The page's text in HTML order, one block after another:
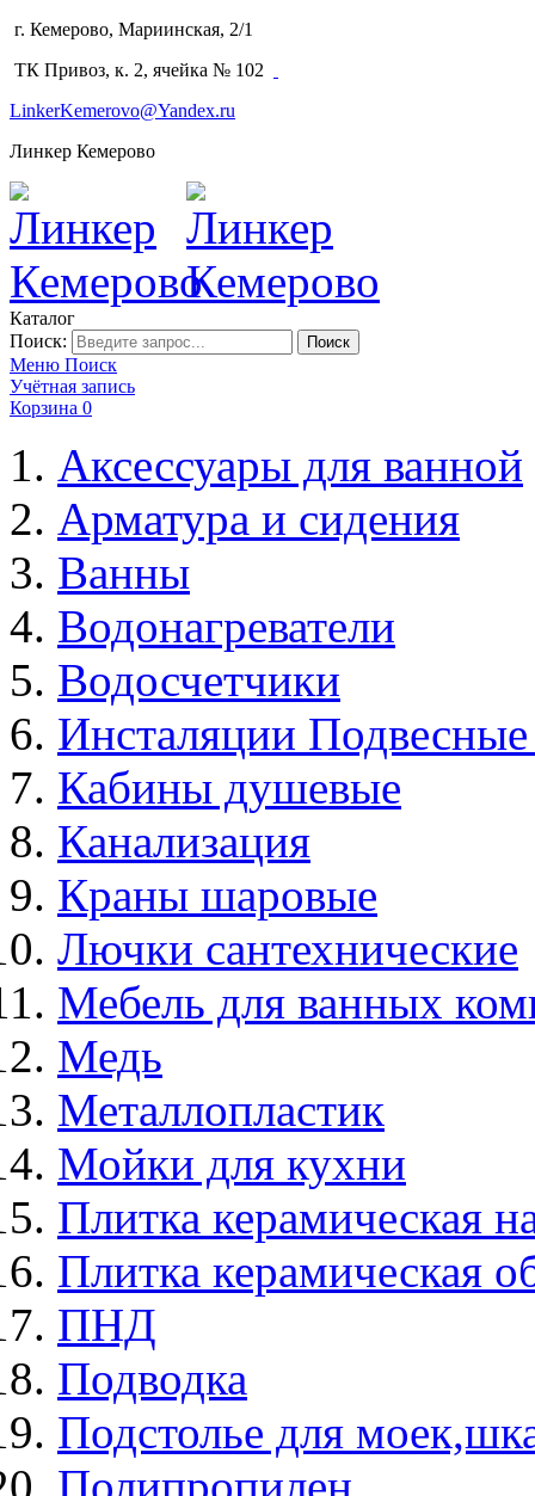
г. Кемерово, Мариинская, 2/1
ТК Привоз, к. 2, ячейка № 102
LinkerKemerovo@Yandex.ru
Линкер Кемерово
Каталог
Поиск:
Поиск
Меню Поиск
Учётная запись
Корзина 0
Аксессуары для ванной
Арматура и сидения
Ванны
Водонагреватели
Водосчетчики
Инсталяции
Кабины душевые
Канализация
Краны шаровые
Лючки сантехнические
Мебель для ванных
Медь
Металлопластик
Мойки для кухни
Плитка керамическая
Плитка керамическая
ПНД
Подводка
Подстолье для